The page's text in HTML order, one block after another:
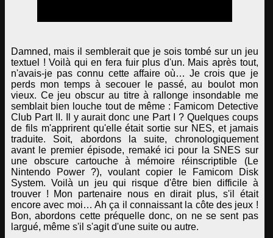
Damned, mais il semblerait que je sois tombé sur un jeu
textuel ! Voilà qui en fera fuir plus d'un. Mais après tout,
n'avais-je pas connu cette affaire où… Je crois que je
perds mon temps à secouer le passé, au boulot mon
vieux. Ce jeu obscur au titre à rallonge insondable me
semblait bien louche tout de même : Famicom Detective
Club Part II. Il y aurait donc une Part I ? Quelques coups
de fils m'apprirent qu'elle était sortie sur NES, et jamais
traduite. Soit, abordons la suite, chronologiquement
avant le premier épisode, remaké ici pour la SNES sur
une obscure cartouche à mémoire réinscriptible (Le
Nintendo Power ?), voulant copier le Famicom Disk
System. Voilà un jeu qui risque d'être bien difficile à
trouver ! Mon partenaire nous en dirait plus, s'il était
encore avec moi… Ah ça il connaissant la côte des jeux !
Bon, abordons cette préquelle donc, on ne se sent pas
largué, même s'il s'agit d'une suite ou autre.